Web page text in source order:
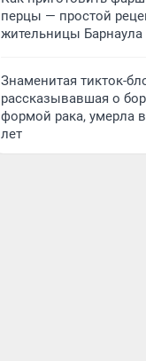
перцы — простой
жительницы Барнаула
Знаменитая тикток-
рассказывавшая о
формой рака, умерла
лет